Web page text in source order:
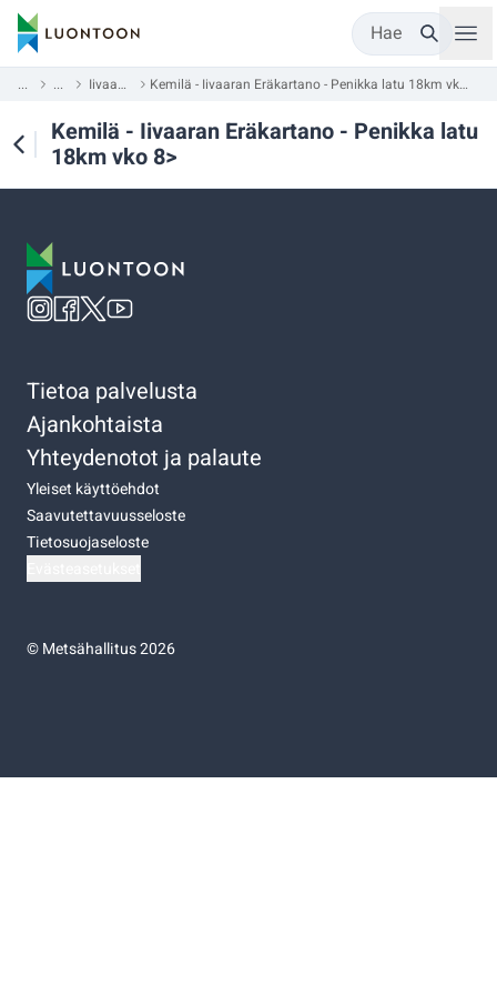
Hae
... ... Iivaara Kemilä - Iivaaran Eräkartano - Penikka latu 18km vko 8>
Kemilä - Iivaaran Eräkartano - Penikka latu
18km vko 8>
Tietoa palvelusta
Ajankohtaista
Yhteydenotot ja palaute
Yleiset käyttöehdot
Saavutettavuusseloste
Tietosuojaseloste
©Metsähallitus 2026